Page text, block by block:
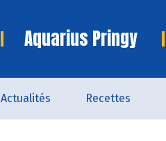
Aquarius Pringy
Actualités Recettes